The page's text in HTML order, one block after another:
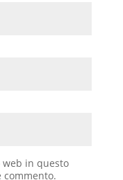
web in questo
commento.